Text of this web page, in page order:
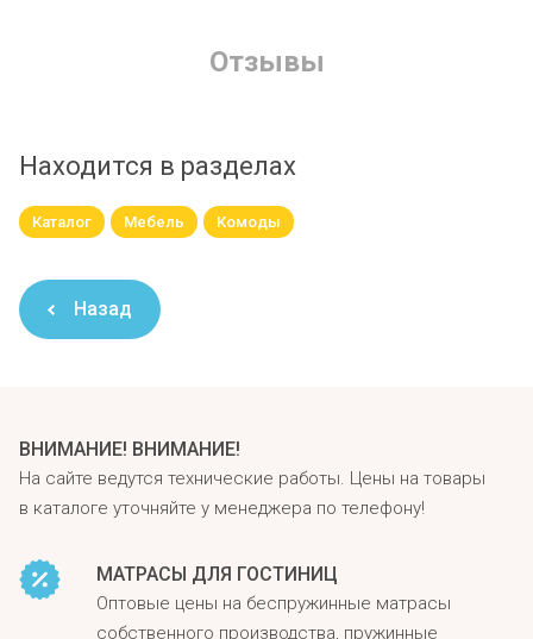
Отзывы
Находится в разделах
Каталог Мебель Комоды
Назад
ВНИМАНИЕ! ВНИМАНИЕ!
На сайте ведутся технические работы. Цены на товары
в каталоге уточняйте у менеджера по телефону!
МАТРАСЫ ДЛЯ ГОСТИНИЦ
Оптовые цены на беспружинные матрасы
собственного производства, пружинные